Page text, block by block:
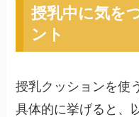
授乳中に気を
ント
授乳クッションを使
具体的に挙げると、